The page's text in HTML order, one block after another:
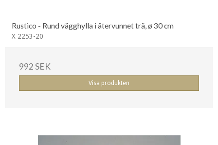
Rustico - Rund vägghylla i återvunnet trä, ø 30 cm
X 2253-20
992 SEK
Visa produkten